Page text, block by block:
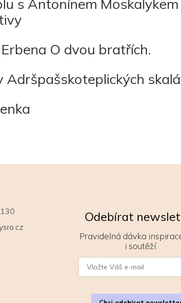
s Antonínem
O dvou bratřích.
Odebírat
Pravidelná dávka
i soutěží.